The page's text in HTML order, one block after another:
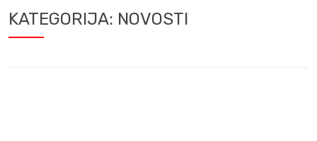
KATEGORIJA: NOVOSTI